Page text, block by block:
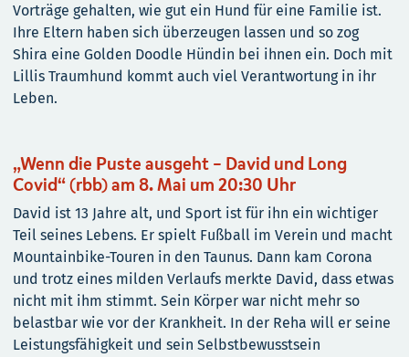
Vorträge gehalten, wie gut ein Hund für eine Familie ist.
Ihre Eltern haben sich überzeugen lassen und so zog
Shira eine Golden Doodle Hündin bei ihnen ein. Doch mit
Lillis Traumhund kommt auch viel Verantwortung in ihr
Leben.
„Wenn die Puste ausgeht – David und Long
Covid“ (rbb) am 8. Mai um 20:30 Uhr
David ist 13 Jahre alt, und Sport ist für ihn ein wichtiger
Teil seines Lebens. Er spielt Fußball im Verein und macht
Mountainbike-Touren in den Taunus. Dann kam Corona
und trotz eines milden Verlaufs merkte David, dass etwas
nicht mit ihm stimmt. Sein Körper war nicht mehr so
belastbar wie vor der Krankheit. In der Reha will er seine
Leistungsfähigkeit und sein Selbstbewusstsein